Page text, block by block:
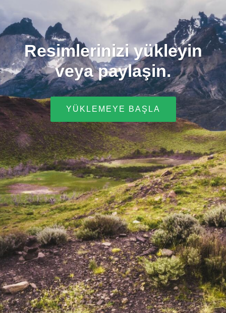
Resimlerinizi yükleyin
veya paylaşin.
YÜKLEMEYE BAŞLA